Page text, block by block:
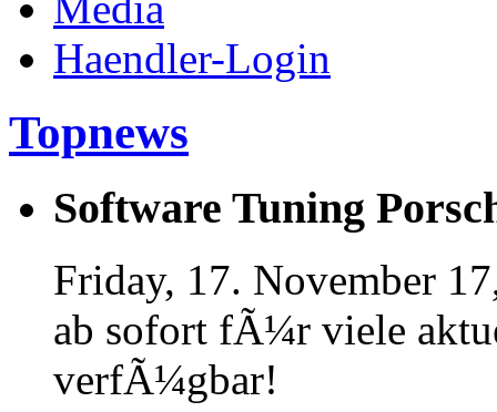
Haendler-Login
Topnews
Software Tuning
Friday, 17. November
ab sofort fÃ¼r viele
verfÃ¼gbar!